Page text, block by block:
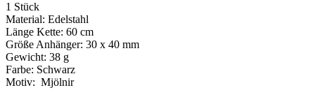
1 Stück
Material: Edelstahl
Länge Kette: 60 cm
Größe Anhänger: 30 x 40 mm
Gewicht: 38 g
Farbe: Schwarz
Motiv: Mjölnir